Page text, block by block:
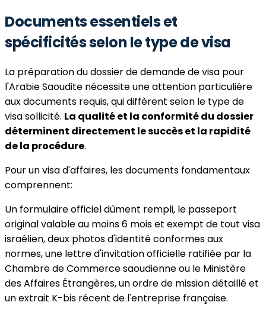
Documents essentiels et
spécificités selon le type de visa
La préparation du dossier de demande de visa pour
l'Arabie Saoudite nécessite une attention particulière
aux documents requis, qui diffèrent selon le type de
visa sollicité. La qualité et la conformité du dossier
déterminent directement le succès et la rapidité
de la procédure.
Pour un visa d'affaires, les documents fondamentaux
comprennent:
Un formulaire officiel dûment rempli, le passeport
original valable au moins 6 mois et exempt de tout visa
israélien, deux photos d'identité conformes aux
normes, une lettre d'invitation officielle ratifiée par la
Chambre de Commerce saoudienne ou le Ministère
des Affaires Étrangères, un ordre de mission détaillé et
un extrait K-bis récent de l'entreprise française.